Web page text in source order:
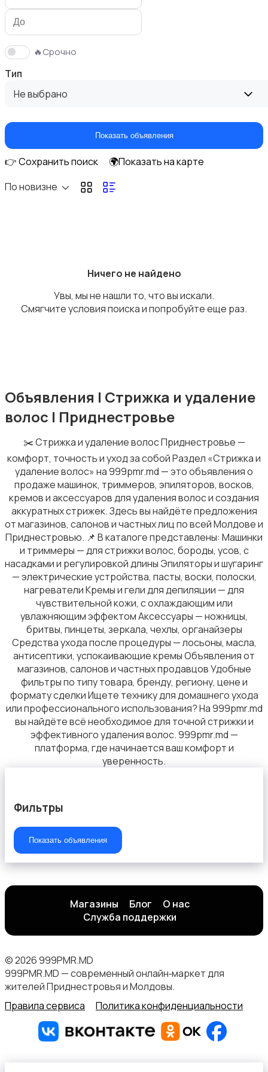
Уход за кожей
Товары для здоровья6
Маникюр и педикюр1
Макияж
🔥Срочно
Тип
Не выбрано
Показать объявления
👉 Сохранить поиск
🌍Показать на карте
По новизне
Ничего не найдено
Увы, мы не нашли то, что вы искали.
Смягчите условия поиска и попробуйте еще раз.
Объявления | Стрижка и удаление
волос | Приднестровье
✂️ Стрижка и удаление волос Приднестровье —
комфорт, точность и уход за собой Раздел «Стрижка и
удаление волос» на 999pmr.md — это объявления о
продаже машинок, триммеров, эпиляторов, восков,
кремов и аксессуаров для удаления волос и создания
аккуратных стрижек. Здесь вы найдёте предложения
от магазинов, салонов и частных лиц по всей Молдове и
Приднестровью. 📌 В каталоге представлены: Машинки
и триммеры — для стрижки волос, бороды, усов, с
насадками и регулировкой длины Эпиляторы и шугаринг
— электрические устройства, пасты, воски, полоски,
нагреватели Кремы и гели для депиляции — для
чувствительной кожи, с охлаждающим или
увлажняющим эффектом Аксессуары — ножницы,
бритвы, пинцеты, зеркала, чехлы, органайзеры
Средства ухода после процедуры — лосьоны, масла,
антисептики, успокаивающие кремы Объявления от
магазинов, салонов и частных продавцов Удобные
фильтры по типу товара, бренду, региону, цене и
формату сделки Ищете технику для домашнего ухода
или профессионального использования? На 999pmr.md
вы найдёте всё необходимое для точной стрижки и
эффективного удаления волос. 999pmr.md —
платформа, где начинается ваш комфорт и
уверенность.
Фильтры
Показать объявления
Магазины Блог
О нас
Служба поддержки
© 2026 999PMR.MD
999PMR.MD — современный онлайн‑маркет для
жителей Приднестровья и Молдовы.
Правила сервиса
Политика конфиденциальности